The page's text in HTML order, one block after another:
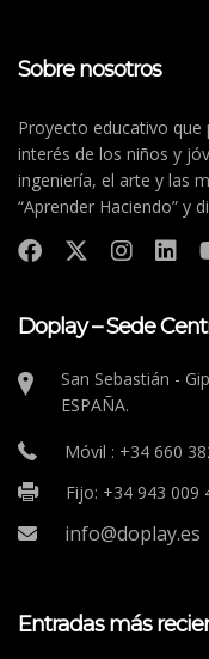
Sobre nosotros
Proyecto educativo
interés de los niños y
ingeniería, el arte y las
“Aprender Haciendo” y
Doplay – Sede
San Sebastián -
ESPAÑA.
Móvil : +34 660
Fijo: +34 943 009
info@doplay.es
Entradas más